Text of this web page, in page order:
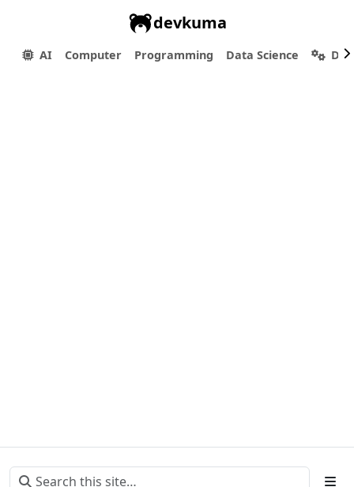
devkuma
AI Computer Programming Data Science